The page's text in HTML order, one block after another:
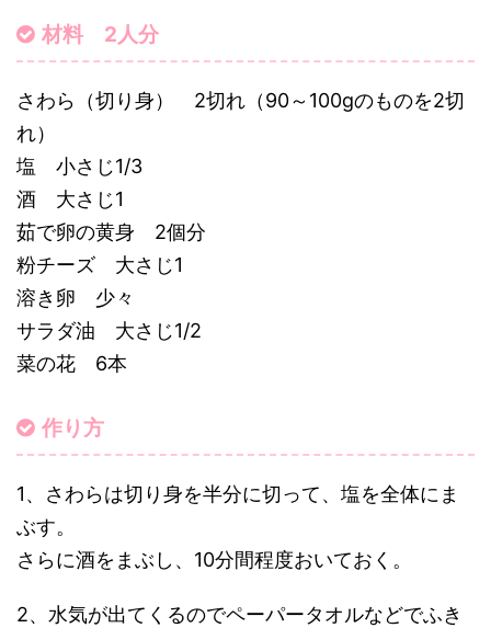
材料 2人分
さわら（切り身） 2切れ（90～100gのものを2切
れ）
塩 小さじ1/3
酒 大さじ1
茹で卵の黄身 2個分
粉チーズ 大さじ1
溶き卵 少々
サラダ油 大さじ1/2
菜の花 6本
作り方
1、さわらは切り身を半分に切って、塩を全体にま
ぶす。
さらに酒をまぶし、10分間程度おいておく。
2、水気が出てくるのでペーパータオルなどでふき